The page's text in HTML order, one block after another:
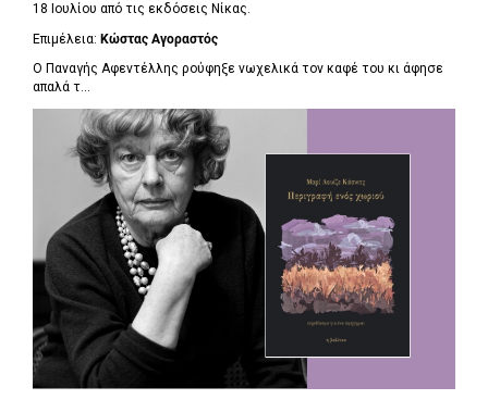
18 Ιουλίου από τις εκδόσεις Νίκας.
Επιμέλεια: Κώστας Αγοραστός
Ο Παναγής Αφεντέλλης ρούφηξε νωχελικά τον καφέ του κι άφησε
απαλά τ...